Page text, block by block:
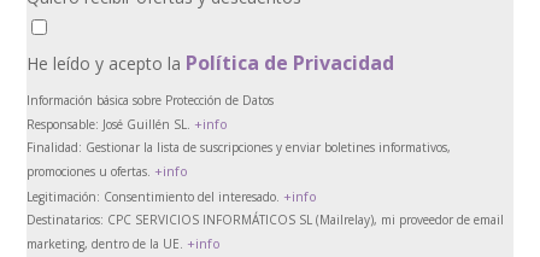
He leído y acepto la Política de Privacidad
Información básica sobre Protección de Datos
Responsable: José Guillén SL. +info
Finalidad: Gestionar la lista de suscripciones y enviar boletines informativos,
promociones u ofertas. +info
Legitimación: Consentimiento del interesado. +info
Destinatarios: CPC SERVICIOS INFORMÁTICOS SL (Mailrelay), mi proveedor de email
marketing, dentro de la UE. +info